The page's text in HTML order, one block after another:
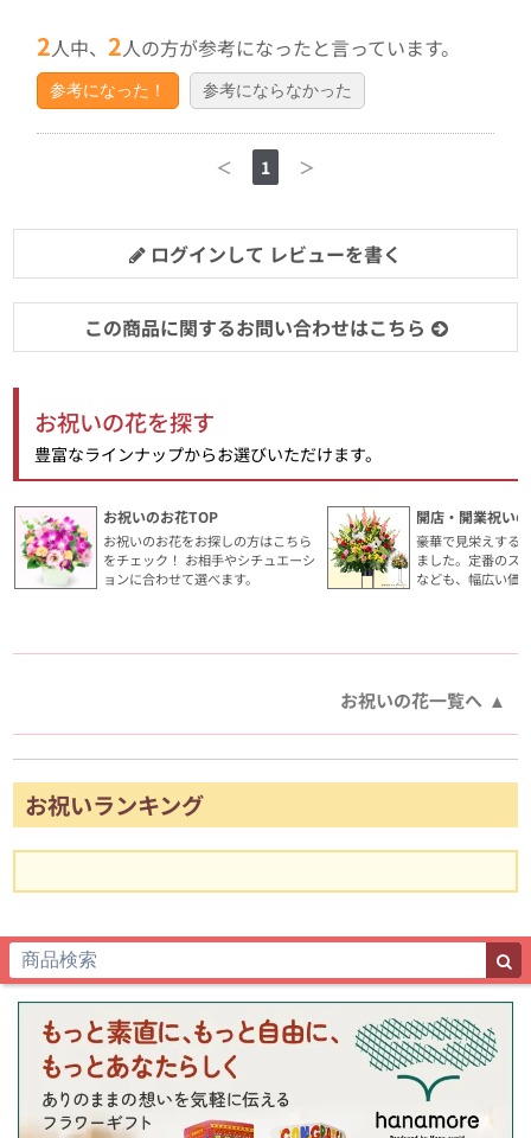
2人中、 2人の方が参考になったと言っています。
参考になった！ 参考にならなかった
＜ 1 ＞
ログインして レビューを書く
この商品に関するお問い合わせはこちら
お祝いの花を探す
豊富なラインナップからお選びいただけます。
お祝いのお花TOP
お祝いのお花をお探しの方はこちら
をチェック！ お相手やシチュエーシ
ョンに合わせて選べます。
開店・開業祝い
豪華で見栄えする
ました。定番のス
なども、幅広い価
お祝いの花一覧へ
お祝いランキング